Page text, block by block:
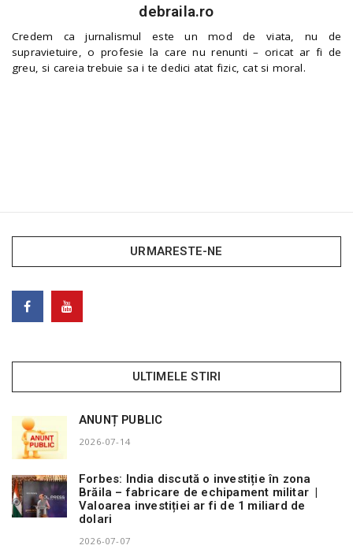
debraila.ro
Credem ca jurnalismul este un mod de viata, nu de
supravietuire, o profesie la care nu renunti – oricat ar fi de
greu, si careia trebuie sa i te dedici atat fizic, cat si moral.
URMARESTE-NE
ULTIMELE STIRI
ANUNȚ PUBLIC
2026-07-14
Forbes: India discută o investiție în zona
Brăila – fabricare de echipament militar |
Valoarea investiției ar fi de 1 miliard de
dolari
2026-07-07